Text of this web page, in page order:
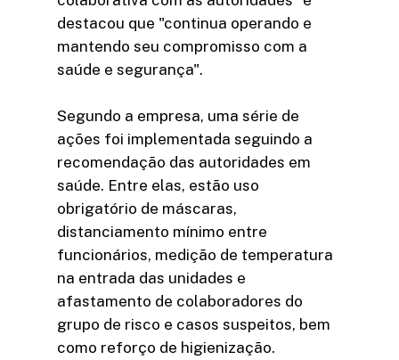
destacou que "continua operando e
mantendo seu compromisso com a
saúde e segurança".
Segundo a empresa, uma série de
ações foi implementada seguindo a
recomendação das autoridades em
saúde. Entre elas, estão uso
obrigatório de máscaras,
distanciamento mínimo entre
funcionários, medição de temperatura
na entrada das unidades e
afastamento de colaboradores do
grupo de risco e casos suspeitos, bem
como reforço de higienização.